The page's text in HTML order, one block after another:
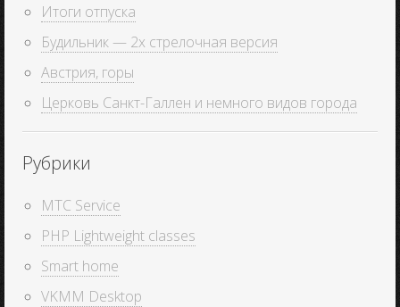
Итоги отпуска
Будильник — 2х стрелочная версия
Австрия, горы
Церковь Санкт-Галлен и немного видов города
Рубрики
MTC Service
PHP Lightweight classes
Smart home
VKMM Desktop